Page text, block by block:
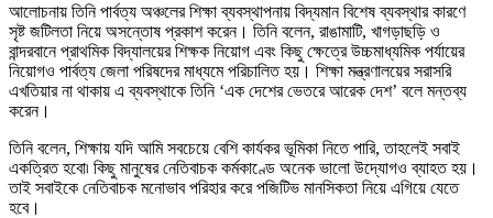
আলোচনায় তিনি পার্বত্য অঞ্চলের শিক্ষা ব্যবস্থাপনায় বিদ্যমান বিশেষ ব্যবস্থার কারণে
সৃষ্ট জটিলতা নিয়ে অসন্তোষ প্রকাশ করেন। তিনি বলেন, রাঙামাটি, খাগড়াছড়ি ও
বান্দরবানে প্রাথমিক বিদ্যালয়ের শিক্ষক নিয়োগ এবং কিছু ক্ষেত্রে উচ্চমাধ্যমিক পর্যায়ের
নিয়োগও পার্বত্য জেলা পরিষদের মাধ্যমে পরিচালিত হয়। শিক্ষা মন্ত্রণালয়ের সরাসরি
এখতিয়ার না থাকায় এ ব্যবস্থাকে তিনি ‘এক দেশের ভেতরে আরেক দেশ’ বলে মন্তব্য
করেন।
তিনি বলেন, শিক্ষায় যদি আমি সবচেয়ে বেশি কার্যকর ভূমিকা নিতে পারি, তাহলেই সবাই
একত্রিত হবো৷ কিছু মানুষের নেতিবাচক কর্মকাণ্ডে অনেক ভালো উদ্যোগও ব্যাহত হয়।
তাই সবাইকে নেতিবাচক মনোভাব পরিহার করে পজিটিভ মানসিকতা নিয়ে এগিয়ে যেতে
হবে।